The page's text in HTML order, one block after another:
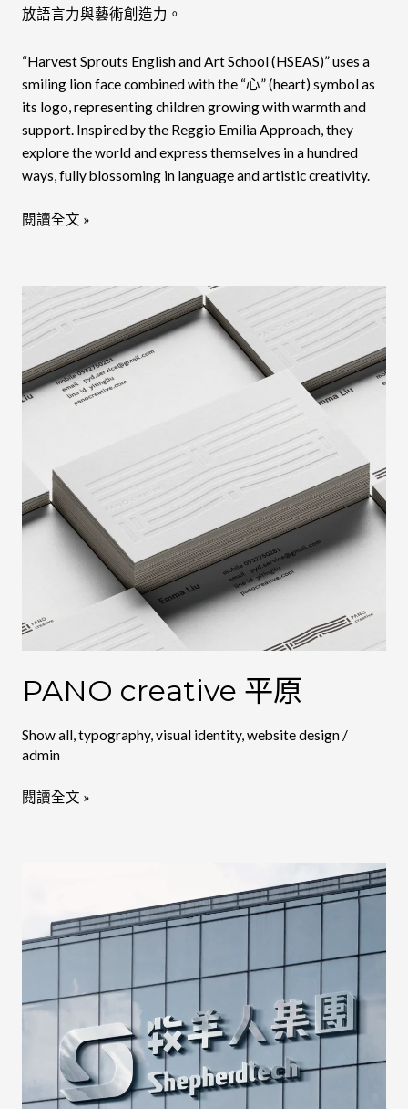
放語言力與藝術創造力。
“Harvest Sprouts English and Art School (HSEAS)” uses a
smiling lion face combined with the “心” (heart) symbol as
its logo, representing children growing with warmth and
support. Inspired by the Reggio Emilia Approach, they
explore the world and express themselves in a hundred
ways, fully blossoming in language and artistic creativity.
閱讀全文 »
PANO creative 平原
Show all, typography, visual identity, website design/
admin
PANO
creative
平
原
閱讀全文 »
人